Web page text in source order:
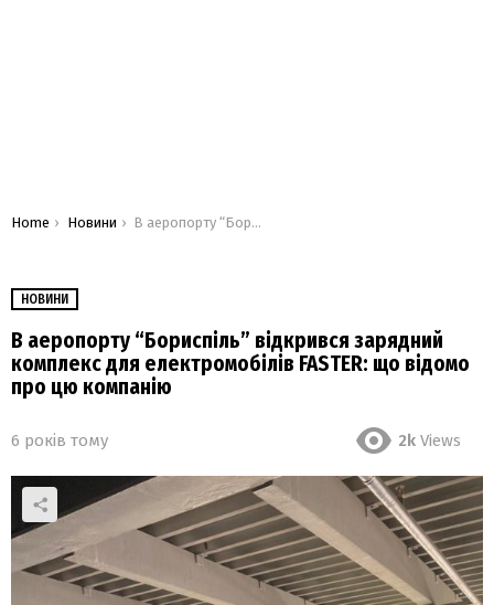
You are here:
Home Новини В аеропорту “Бориспіль” відкрився зарядний комплекс для електромобілів FASTER: що відомо про цю компанію
НОВИНИ
В аеропорту “Бориспіль” відкрився зарядний
комплекс для електромобілів FASTER: що відомо
про цю компанію
6 років тому 2k Views